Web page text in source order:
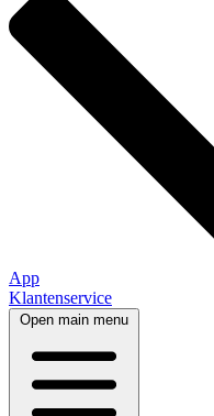
App
Klantenservice
Open main menu